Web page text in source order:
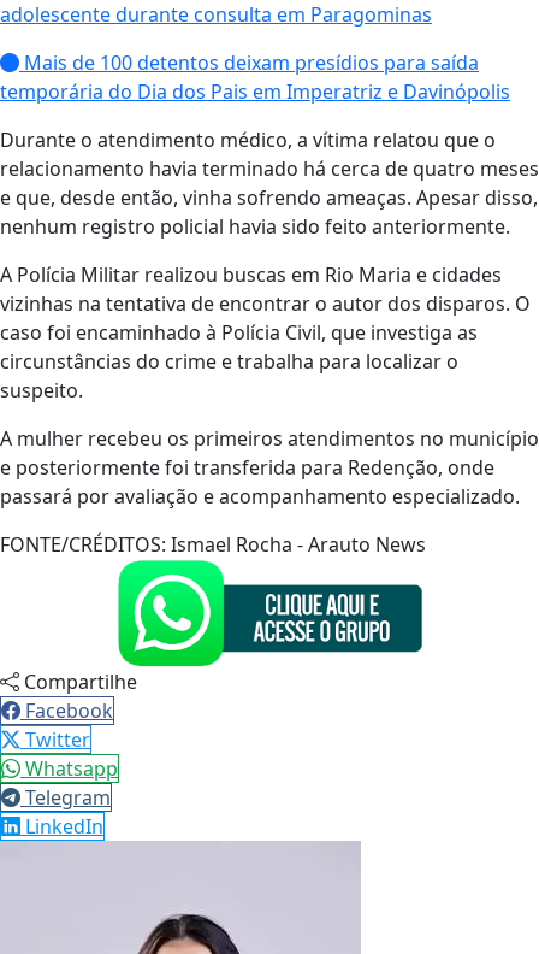
adolescente durante consulta em Paragominas
Mais de 100 detentos deixam presídios para saída
temporária do Dia dos Pais em Imperatriz e Davinópolis
Durante o atendimento médico, a vítima relatou que o
relacionamento havia terminado há cerca de quatro meses
e que, desde então, vinha sofrendo ameaças. Apesar disso,
nenhum registro policial havia sido feito anteriormente.
A Polícia Militar realizou buscas em Rio Maria e cidades
vizinhas na tentativa de encontrar o autor dos disparos. O
caso foi encaminhado à Polícia Civil, que investiga as
circunstâncias do crime e trabalha para localizar o
suspeito.
A mulher recebeu os primeiros atendimentos no município
e posteriormente foi transferida para Redenção, onde
passará por avaliação e acompanhamento especializado.
FONTE/CRÉDITOS: Ismael Rocha - Arauto News
Compartilhe
Facebook
Twitter
Whatsapp
Telegram
LinkedIn